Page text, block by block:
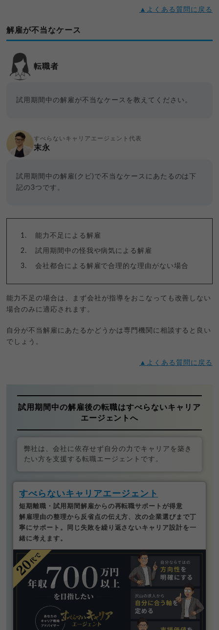
▲よくある質問に戻る
解雇が不当なケース
転職者
試用期間中の解雇が不当なケースを教えてください。
すべらないキャリアエージェント代表
末永
試用期間中の解雇(クビ)で不当なケースにあたるのは下
記の3つです。
能力不足による解雇
試用期間中の怪我や病気による解雇
会社都合による解雇で合理的な理由がない場合
能力不足の場合は、まず会社が指導をおこなっても改善しない
場合のみに適応されます。
自分が不当解雇にあたるかどうかは専門機関に相談すると良い
でしょう。
▲よくある質問に戻る
試用期間中の解雇後の転職はすべらないキャリア
エージェントへ
弊社は、会社に依存せず自分の力でキャリアを築き
たい方を支援する転職エージェントです。
すべらないキャリアエージェント
短期離職・試用期間解雇からの再転職サポートが得意
解雇理由の整理から反省点の伝え方、次の企業選びまで丁
寧にサポート。同じ失敗を繰り返さないキャリア設計を一
緒に考えます。